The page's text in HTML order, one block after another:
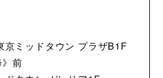
京ミッドタウン プラザB1F
前